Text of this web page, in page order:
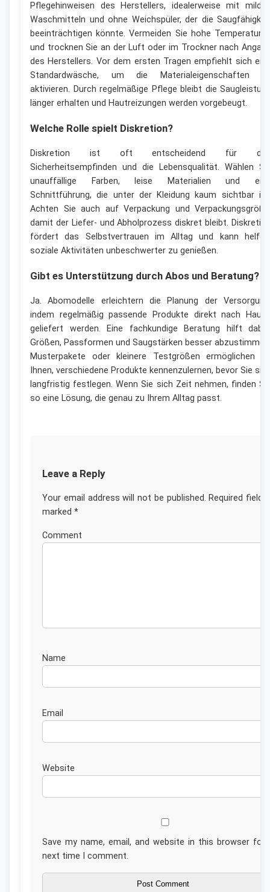
Pflegehinweisen des Herstellers, idealerweise mit
Waschmitteln und ohne Weichspüler, der die
beeinträchtigen könnte. Vermeiden Sie hohe
und trocknen Sie an der Luft oder im Trockner nach
des Herstellers. Vor dem ersten Tragen empfiehlt sich
Standardwäsche, um die Materialeigenschaften
aktivieren. Durch regelmäßige Pflege bleibt die
länger erhalten und Hautreizungen werden vorgebeugt.
Welche Rolle spielt Diskretion?
Diskretion ist oft entscheidend für
Sicherheitsempfinden und die Lebensqualität. Wählen
unauffällige Farben, leise Materialien und
Schnittführung, die unter der Kleidung kaum sichtbar
Achten Sie auch auf Verpackung und
damit der Liefer- und Abholprozess diskret bleibt.
fördert das Selbstvertrauen im Alltag und kann
soziale Aktivitäten unbeschwerter zu genießen.
Gibt es Unterstützung durch Abos und Beratung?
Ja. Abomodelle erleichtern die Planung der
indem regelmäßig passende Produkte direkt nach
geliefert werden. Eine fachkundige Beratung hilft
Größen, Passformen und Saugstärken besser
Musterpakete oder kleinere Testgrößen ermöglichen
Ihnen, verschiedene Produkte kennenzulernen, bevor Sie
langfristig festlegen. Wenn Sie sich Zeit nehmen, finden
so eine Lösung, die genau zu Ihrem Alltag passt.
Leave a Reply
Your email address will not be published. Required fields
marked *
Website
Save my name, email, and website in this browser for
next time I comment.